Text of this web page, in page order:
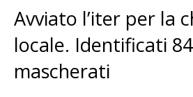
Avviato l’iter per la
locale. Identificati
mascherati